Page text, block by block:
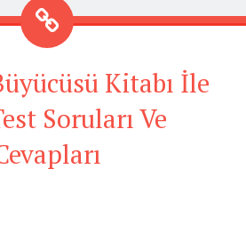
Kitabı İle
Soruları Ve